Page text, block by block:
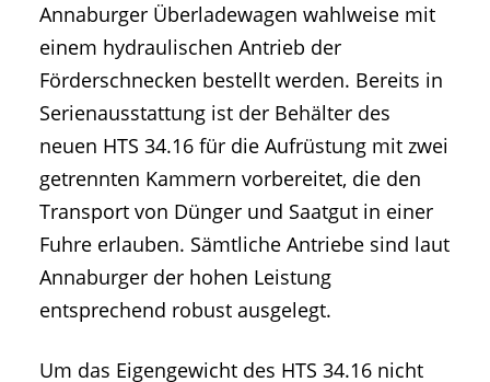
Annaburger Überladewagen wahlweise mit
einem hydraulischen Antrieb der
Förderschnecken bestellt werden. Bereits in
Serienausstattung ist der Behälter des
neuen HTS 34.16 für die Aufrüstung mit zwei
getrennten Kammern vorbereitet, die den
Transport von Dünger und Saatgut in einer
Fuhre erlauben. Sämtliche Antriebe sind laut
Annaburger der hohen Leistung
entsprechend robust ausgelegt.
Um das Eigengewicht des HTS 34.16 nicht